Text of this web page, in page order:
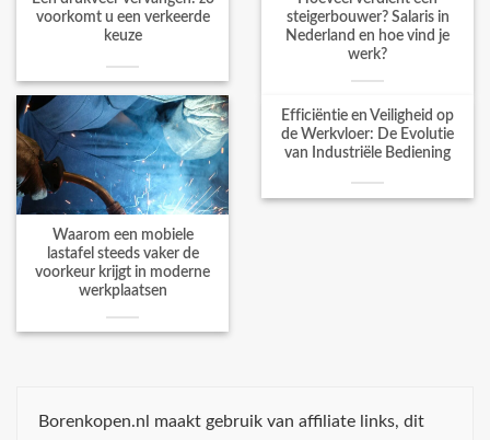
voorkomt u een verkeerde
keuze
steigerbouwer? Salaris in
Nederland en hoe vind je
werk?
Waarom een mobiele
lastafel steeds vaker de
voorkeur krijgt in moderne
werkplaatsen
Efficiëntie en Veiligheid op
de Werkvloer: De Evolutie
van Industriële Bediening
Borenkopen.nl maakt gebruik van affiliate links, dit